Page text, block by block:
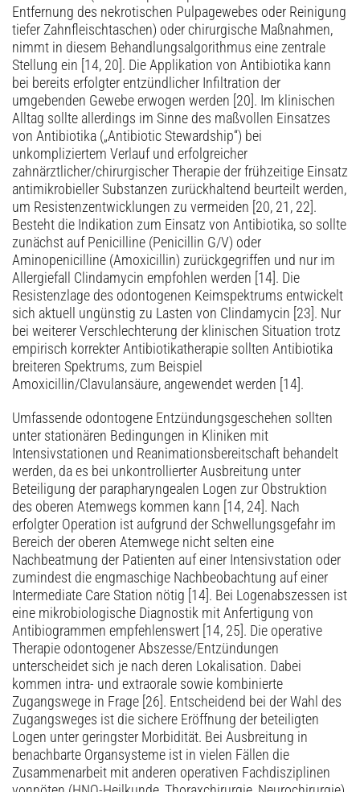
Entfernung des nekrotischen Pulpagewebes oder Reinigung
tiefer Zahnfleischtaschen) oder chirurgische Maßnahmen,
nimmt in diesem Behandlungsalgorithmus eine zentrale
Stellung ein [14, 20]. Die Applikation von Antibiotika kann
bei bereits erfolgter entzündlicher Infiltration der
umgebenden Gewebe erwogen werden [20]. Im klinischen
Alltag sollte allerdings im Sinne des maßvollen Einsatzes
von Antibiotika („Antibiotic Stewardship“) bei
unkompliziertem Verlauf und erfolgreicher
zahnärztlicher/chirurgischer Therapie der frühzeitige Einsatz
antimikrobieller Substanzen zurückhaltend beurteilt werden,
um Resistenzentwicklungen zu vermeiden [20, 21, 22].
Besteht die Indikation zum Einsatz von Antibiotika, so sollte
zunächst auf Penicilline (Penicillin G/V) oder
Aminopenicilline (Amoxicillin) zurückgegriffen und nur im
Allergiefall Clindamycin empfohlen werden [14]. Die
Resistenzlage des odontogenen Keimspektrums entwickelt
sich aktuell ungünstig zu Lasten von Clindamycin [23]. Nur
bei weiterer Verschlechterung der klinischen Situation trotz
empirisch korrekter Antibiotikatherapie sollten Antibiotika
breiteren Spektrums, zum Beispiel
Amoxicillin/Clavulansäure, angewendet werden [14].
Umfassende odontogene Entzündungsgeschehen sollten
unter stationären Bedingungen in Kliniken mit
Intensivstationen und Reanimationsbereitschaft behandelt
werden, da es bei unkontrollierter Ausbreitung unter
Beteiligung der parapharyngealen Logen zur Obstruktion
des oberen Atemwegs kommen kann [14, 24]. Nach
erfolgter Operation ist aufgrund der Schwellungsgefahr im
Bereich der oberen Atemwege nicht selten eine
Nachbeatmung der Patienten auf einer Intensivstation oder
zumindest die engmaschige Nachbeobachtung auf einer
Intermediate Care Station nötig [14]. Bei Logenabszessen ist
eine mikrobiologische Diagnostik mit Anfertigung von
Antibiogrammen empfehlenswert [14, 25]. Die operative
Therapie odontogener Abszesse/Entzündungen
unterscheidet sich je nach deren Lokalisation. Dabei
kommen intra- und extraorale sowie kombinierte
Zugangswege in Frage [26]. Entscheidend bei der Wahl des
Zugangsweges ist die sichere Eröffnung der beteiligten
Logen unter geringster Morbidität. Bei Ausbreitung in
benachbarte Organsysteme ist in vielen Fällen die
Zusammenarbeit mit anderen operativen Fachdisziplinen